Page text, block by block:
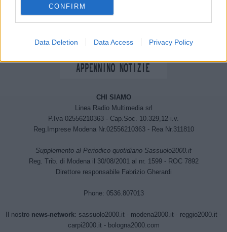
CONFIRM
Data Deletion Data Access Privacy Policy
CHI SIAMO
Linea Radio Multimedia srl
P.Iva 02556210363 - Cap.Soc. 10.329,12 i.v.
Reg.Imprese Modena Nr.02556210363 - Rea Nr.311810
Supplemento al Periodico quotidiano Sassuolo2000.it
Reg. Trib. di Modena il 30/08/2001 al nr. 1599 - ROC 7892
Direttore responsabile Fabrizio Gherardi
Phone: 0536.807013
Il nostro news-network: sassuolo2000.it - modena2000.it - reggio2000.it -
carpi2000.it- bologna2000.com